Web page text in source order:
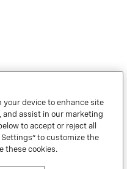
your device to enhance site
assist in our marketing
to accept or reject all
Settings” to customize the
these cookies.